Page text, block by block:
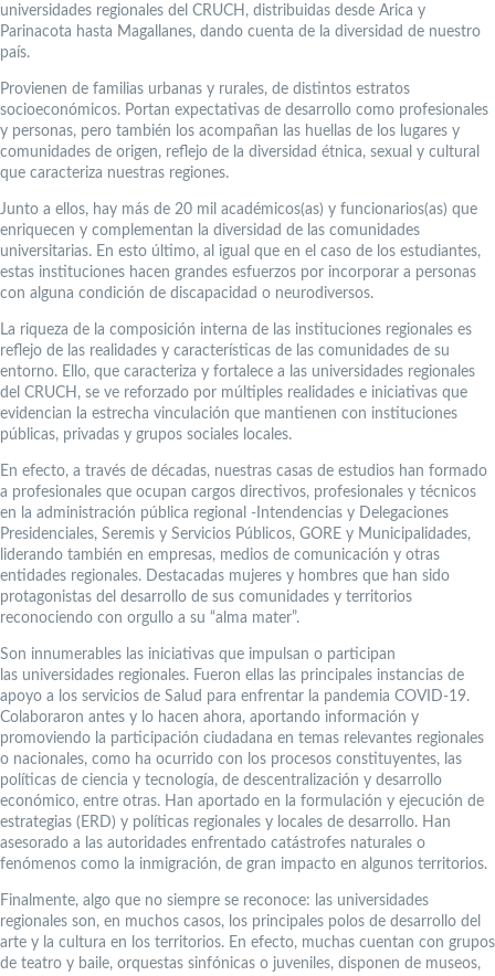
universidades regionales del CRUCH, distribuidas desde Arica y
Parinacota hasta Magallanes, dando cuenta de la diversidad de nuestro
país.
Provienen de familias urbanas y rurales, de distintos estratos
socioeconómicos. Portan expectativas de desarrollo como profesionales
y personas, pero también los acompañan las huellas de los lugares y
comunidades de origen, reflejo de la diversidad étnica, sexual y cultural
que caracteriza nuestras regiones.
Junto a ellos, hay más de 20 mil académicos(as) y funcionarios(as) que
enriquecen y complementan la diversidad de las comunidades
universitarias. En esto último, al igual que en el caso de los estudiantes,
estas instituciones hacen grandes esfuerzos por incorporar a personas
con alguna condición de discapacidad o neurodiversos.
La riqueza de la composición interna de las instituciones regionales es
reflejo de las realidades y características de las comunidades de su
entorno. Ello, que caracteriza y fortalece a las universidades regionales
del CRUCH, se ve reforzado por múltiples realidades e iniciativas que
evidencian la estrecha vinculación que mantienen con instituciones
públicas, privadas y grupos sociales locales.
En efecto, a través de décadas, nuestras casas de estudios han formado
a profesionales que ocupan cargos directivos, profesionales y técnicos
en la administración pública regional -Intendencias y Delegaciones
Presidenciales, Seremis y Servicios Públicos, GORE y Municipalidades,
liderando también en empresas, medios de comunicación y otras
entidades regionales. Destacadas mujeres y hombres que han sido
protagonistas del desarrollo de sus comunidades y territorios
reconociendo con orgullo a su “alma mater”.
Son innumerables las iniciativas que impulsan o participan
las universidades regionales. Fueron ellas las principales instancias de
apoyo a los servicios de Salud para enfrentar la pandemia COVID-19.
Colaboraron antes y lo hacen ahora, aportando información y
promoviendo la participación ciudadana en temas relevantes regionales
o nacionales, como ha ocurrido con los procesos constituyentes, las
políticas de ciencia y tecnología, de descentralización y desarrollo
económico, entre otras. Han aportado en la formulación y ejecución de
estrategias (ERD) y políticas regionales y locales de desarrollo. Han
asesorado a las autoridades enfrentado catástrofes naturales o
fenómenos como la inmigración, de gran impacto en algunos territorios.
Finalmente, algo que no siempre se reconoce: las universidades
regionales son, en muchos casos, los principales polos de desarrollo del
arte y la cultura en los territorios. En efecto, muchas cuentan con grupos
de teatro y baile, orquestas sinfónicas o juveniles, disponen de museos,